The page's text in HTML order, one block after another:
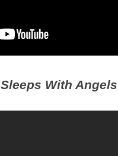
Sleeps With Angels